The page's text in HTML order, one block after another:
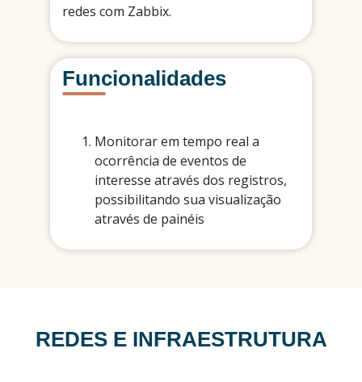
redes com Zabbix.
Funcionalidades
Monitorar em tempo real a
ocorrência de eventos de
interesse através dos registros,
possibilitando sua visualização
através de painéis
REDES E INFRAESTRUTURA